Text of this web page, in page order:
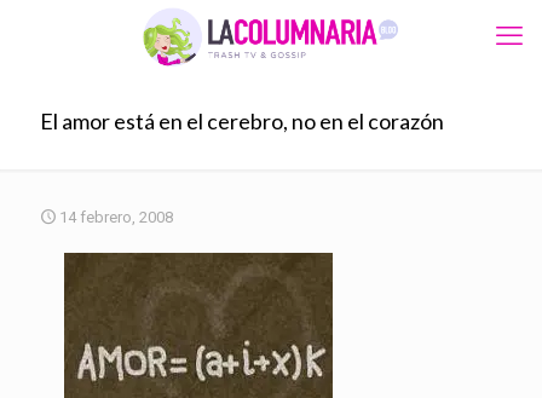
El amor está en el cerebro, no en el corazón
14 febrero, 2008